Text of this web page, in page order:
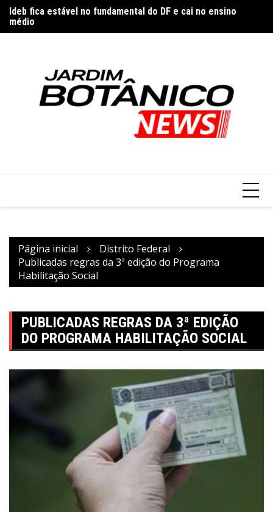
para
o
Ideb fica estável no fundamental do DF e cai no ensino
médio
Página inicial
Distrito Federal
Publicadas regras da 3ª edição do Programa
Habilitação Social
PUBLICADAS REGRAS DA 3ª EDIÇÃO
DO PROGRAMA HABILITAÇÃO SOCIAL